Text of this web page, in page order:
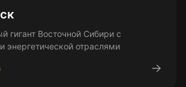
гигант Восточной Сибири с
энергетической отраслями
→